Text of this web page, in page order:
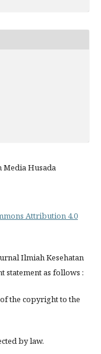
Media Husada
Attribution 4.0
Ilmiah Kesehatan
statement as follows :
the copyright to the
by law.